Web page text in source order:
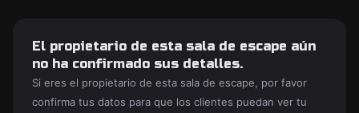
El propietario de esta sala de escape aún
no ha confirmado sus detalles.
Si eres el propietario de esta sala de escape, por favor
confirma tus datos para que los clientes puedan ver tu